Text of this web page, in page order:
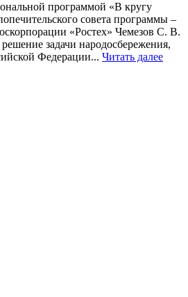
программой «В кругу
совета программы –
«Ростех» Чемезов С. В.
задачи народосбережения,
Федерации... Читать далее